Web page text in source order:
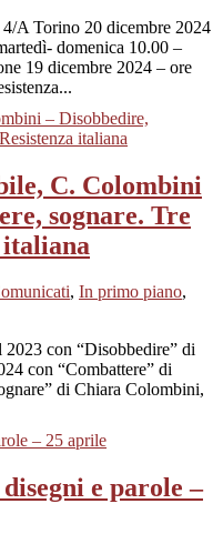
A Torino 20 dicembre 2024
domenica 10.00 –
19 dicembre 2024 – ore
C. Colombini
sognare. Tre
italiana
, In primo piano,
con “Disobbedire” di
con “Combattere” di
di Chiara Colombini,
e parole –